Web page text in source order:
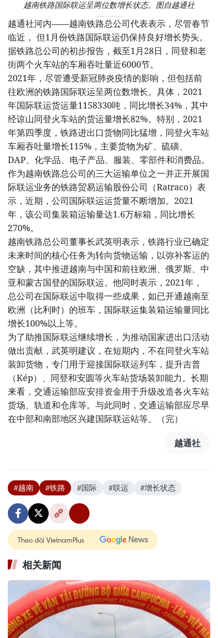
越南铁路国际联运呈两位数增长状态。图自越通社
越通社河内——越南铁路总公司代表表示，尽管春节
临近， 但1月份铁路国际联运仍保持良好增长势头。
据铁路总公司的初步报告，截至1月28日，同登和老
街两个火车站的车厢吞吐量近6000节。
2021年，尽管遭受新冠肺炎疫情的影响，但包括前
往欧洲的铁路国际联运呈两位数增长。具体，2021
年国际联运货运量1158330吨，同比增长34%，其中
经谅山同登火车站的货运量增长82%。特别，2021
年第四季度，铁路进出口货物同比猛增，同登火车站
车厢吞吐量增长115%，主要货物为矿、硫磺、
DAP、化学品、电子产品、服装、零部件和消费品。
作为越南铁路总公司的三大运输单位之一并正开展国
际联运业务的铁路贸易运输股份公司（Ratraco）表
示，近期，公司国际联运运货量不断增加。2021
年，该公司集装箱运输量达1.6万标箱，同比增长
270%。
越南铁路总公司董事长武英明表示，铁路行业已确定
未来时间的核心任务为转向货物运输，以弥补客运的
空缺，其中推进越南与中国和前往欧洲、俄罗斯、中
亚和蒙古国登的国际联运。他同时表示，2021年，
总公司在国际联运中取得一些成果，如已开通越南至
欧洲（比利时）的班车，国际联运集装箱运输量同比
增长100%以上等。
为了助推国际联运继续增长，为推动国家进出口活动
做出贡献，武英明建议，在短期内，不在同登火车站
装卸货物，专门用于迎接国际联运列车，提升吉普
（Kép）、同登和安圆等火车站货场装卸能力。长期
来看，交通运输部应安排资金用于升级改造各火车站
货场、轨道和仓库等。与此同时，交通运输部应尽早
在中部和南部地区兴建国际联运站等。（完）
越通社
#越南 #铁路 #国际 #联运 #增长状态
Theo dõi VietnamPlus
相关新闻